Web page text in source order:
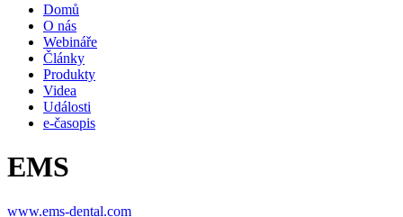
Domů
O nás
Webináře
Články
Produkty
Videa
Události
e-časopis
EMS
www.ems-dental.com